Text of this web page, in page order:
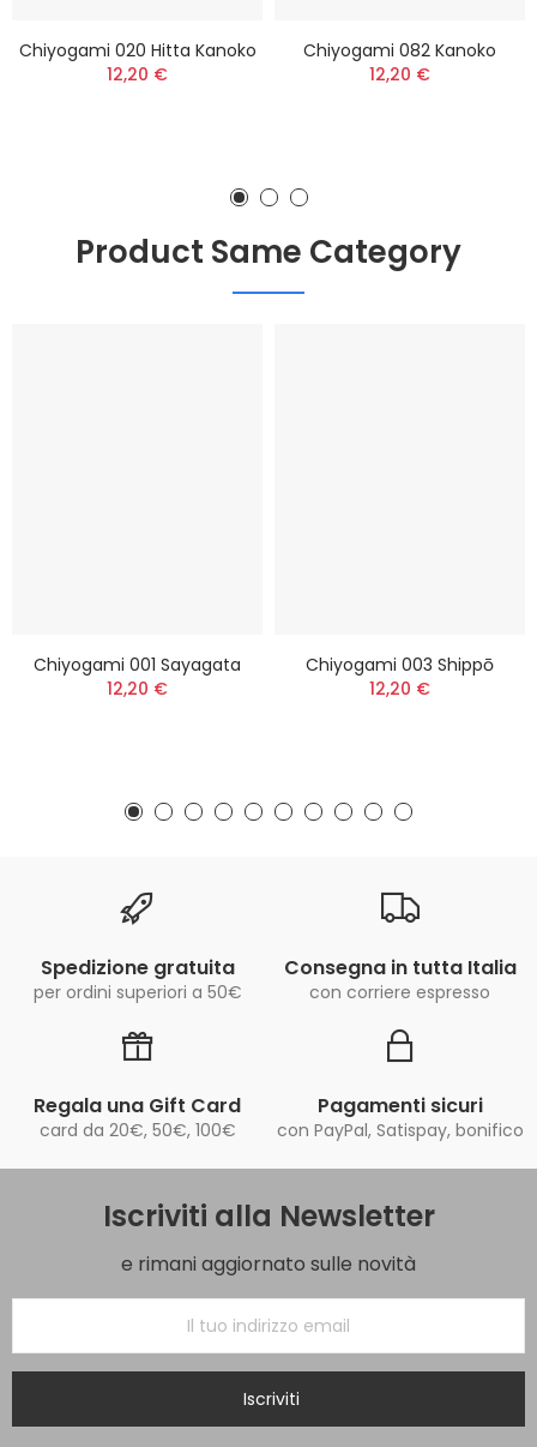
Chiyogami 020 Hitta Kanoko
12,20 €
Chiyogami 082 Kanoko
12,20 €
Product Same Category
Chiyogami 001 Sayagata
12,20 €
Chiyogami 003 Shippō
12,20 €
Spedizione gratuita
per ordini superiori a 50€
Consegna in tutta Italia
con corriere espresso
Regala una Gift Card
card da 20€, 50€, 100€
Pagamenti sicuri
con PayPal, Satispay, bonifico
Iscriviti alla Newsletter
e rimani aggiornato sulle novità
Iscriviti